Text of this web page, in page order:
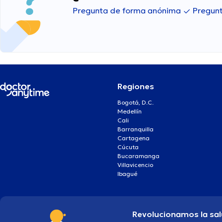
Pregunta de forma anónima
Regiones
Bogotá, D.C.
Medellín
Cali
Barranquilla
Cartagena
Cúcuta
Bucaramanga
Villavicencio
Ibagué
Revolucionamos la